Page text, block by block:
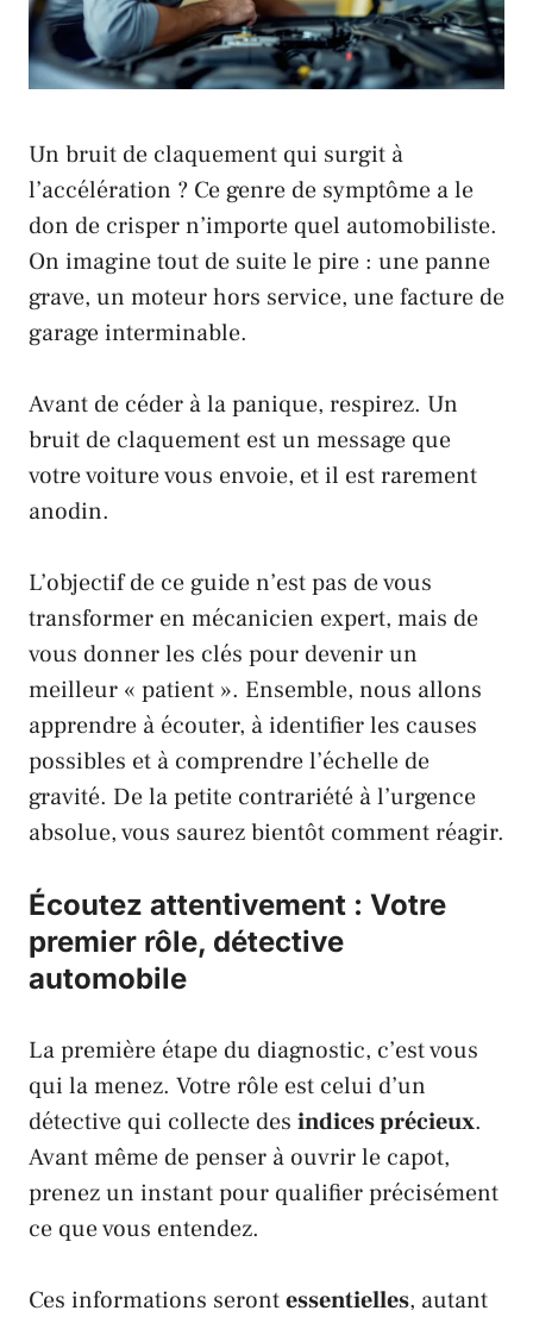
Un bruit de claquement qui surgit à
l’accélération ? Ce genre de symptôme a le
don de crisper n’importe quel automobiliste.
On imagine tout de suite le pire : une panne
grave, un moteur hors service, une facture de
garage interminable.
Avant de céder à la panique, respirez. Un
bruit de claquement est un message que
votre voiture vous envoie, et il est rarement
anodin.
L’objectif de ce guide n’est pas de vous
transformer en mécanicien expert, mais de
vous donner les clés pour devenir un
meilleur « patient ». Ensemble, nous allons
apprendre à écouter, à identifier les causes
possibles et à comprendre l’échelle de
gravité. De la petite contrariété à l’urgence
absolue, vous saurez bientôt comment réagir.
Écoutez attentivement : Votre
premier rôle, détective
automobile
La première étape du diagnostic, c’est vous
qui la menez. Votre rôle est celui d’un
détective qui collecte des indices précieux.
Avant même de penser à ouvrir le capot,
prenez un instant pour qualifier précisément
ce que vous entendez.
Ces informations serontessentielles, autant